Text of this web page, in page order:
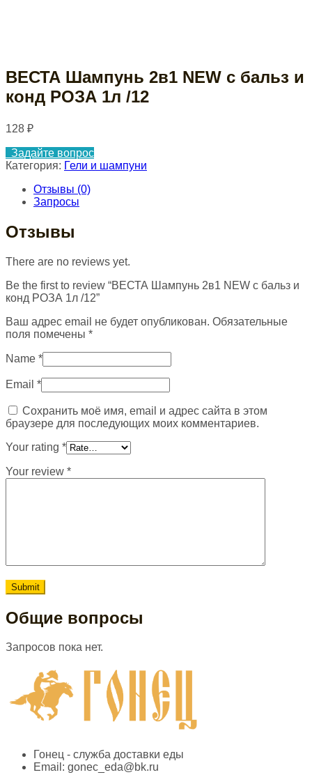
ВЕСТА Шампунь 2в1 NEW с бальз и
конд РОЗА 1л /12
128 ₽
Задайте вопрос
Категория: Гели и шампуни
Отзывы (0)
Запросы
Отзывы
There are no reviews yet.
Be the first to review “ВЕСТА Шампунь 2в1 NEW с бальз и
конд РОЗА 1л /12”
Ваш адрес email не будет опубликован. Обязательные
поля помечены *
Name *
Email *
Сохранить моё имя, email и адрес сайта в этом
браузере для последующих моих комментариев.
Your rating *
Your review *
Общие вопросы
Запросов пока нет.
Гонец - служба доставки еды
Email: gonec_eda@bk.ru